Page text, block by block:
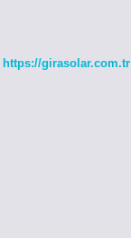
https://girasolar.com.tr